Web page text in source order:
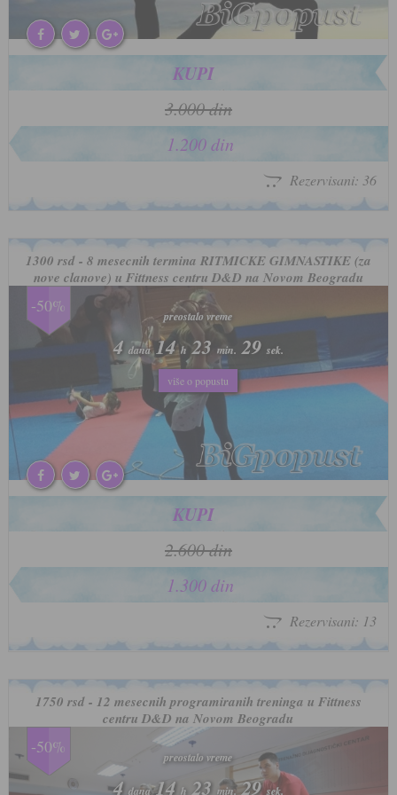
KUPI
3.000 din
1.200 din
Rezervisani: 36
1300 rsd - 8 mesecnih termina RITMICKE GIMNASTIKE (za
nove clanove) u Fittness centru D&D na Novom Beogradu
-50%
preostalo vreme
4 dana 14h 23 min. 26 sek.
više o popustu
preostalo vreme
4 dana 14h 23 min. 26 sek.
više o popustu
KUPI
2.600 din
1.300 din
Rezervisani: 13
1750 rsd - 12 mesecnih programiranih treninga u Fittness
centru D&D na Novom Beogradu
-50%
preostalo vreme
4 dana 14 h 23 min. 26sek.
preostalo vreme
4 dana 14 h 23 min. 26sek.